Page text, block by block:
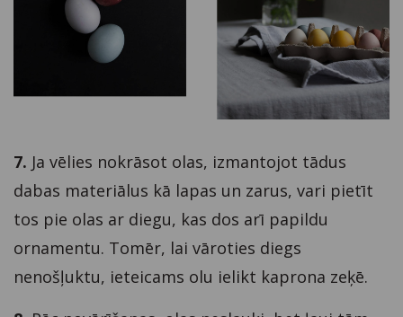
7. Ja vēlies nokrāsot olas, izmantojot tādus
dabas materiālus kā lapas un zarus, vari pietīt
tos pie olas ar diegu, kas dos arī papildu
ornamentu. Tomēr, lai vāroties diegs
nenošļuktu, ieteicams olu ielikt kaprona zeķē.